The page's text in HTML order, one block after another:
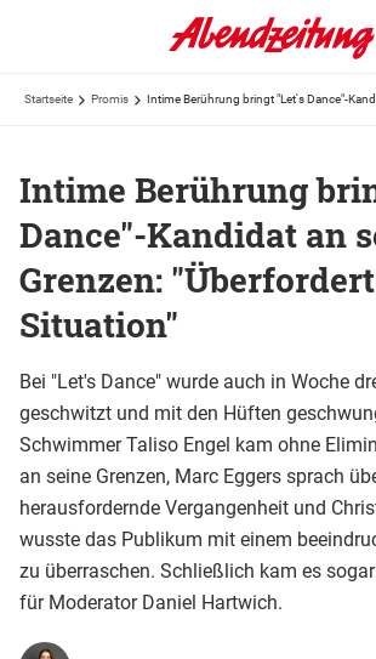
Startseite Promis
Intime Berührung
Dance"-Kandidat an
Grenzen:
Situation"
Bei "Let's Dance" wurde auch in Woche
geschwitzt und mit den Hüften
Schwimmer Taliso Engel kam ohne
an seine Grenzen, Marc Eggers sprach
herausfordernde Vergangenheit und
wusste das Publikum mit einem
zu überraschen. Schließlich kam es
für Moderator Daniel Hartwich.